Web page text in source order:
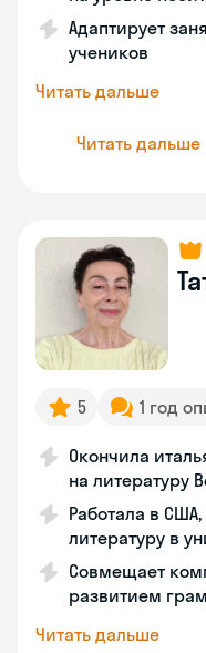
Адаптирует
учеников
Читать дальше
Читать дальше
5 1 год
Окончила
на литературу
Работала в
литературу в
Совмещает
развитием
Читать дальше